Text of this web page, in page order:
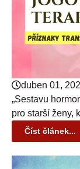
duben 01,
„Sestavu
pro starší ženy,
Číst článek...